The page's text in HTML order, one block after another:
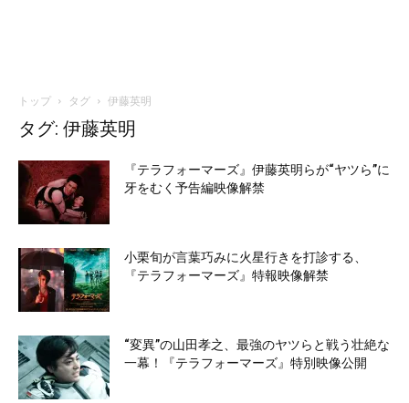
トップ タグ 伊藤英明
タグ: 伊藤英明
『テラフォーマーズ』伊藤英明らが“ヤツら”に
牙をむく予告編映像解禁
小栗旬が言葉巧みに火星行きを打診する、
『テラフォーマーズ』特報映像解禁
“変異”の山田孝之、最強のヤツらと戦う壮絶な
一幕！『テラフォーマーズ』特別映像公開